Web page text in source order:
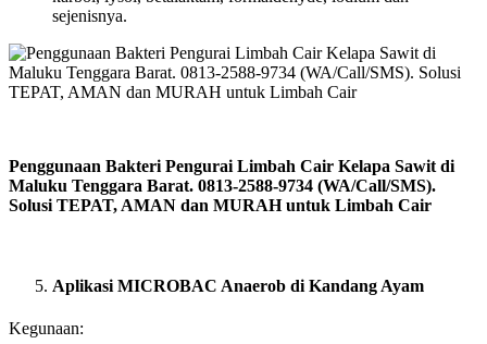
sejenisnya.
Penggunaan Bakteri Pengurai Limbah Cair Kelapa Sawit di
Maluku Tenggara Barat. 0813-2588-9734 (WA/Call/SMS).
Solusi TEPAT, AMAN dan MURAH untuk Limbah Cair
Aplikasi MICROBAC Anaerob di Kandang Ayam
Kegunaan: